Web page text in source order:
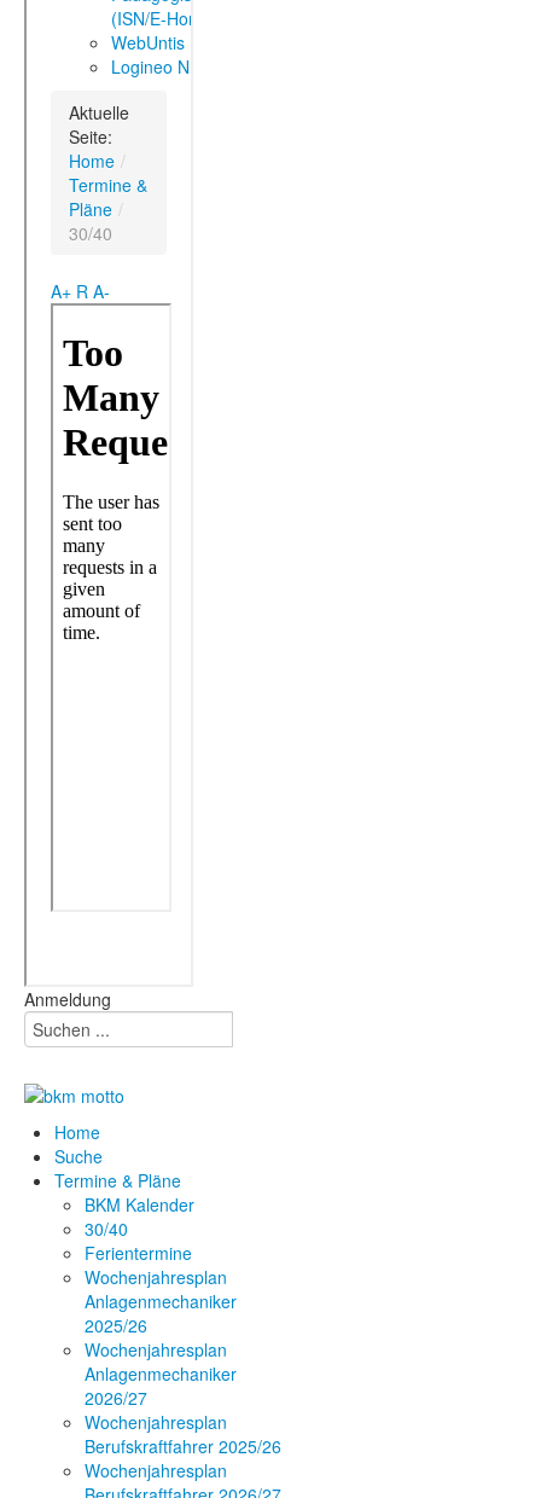
Anmeldung
Home
Suche
Termine & Pläne
BKM Kalender
30/40
Ferientermine
Wochenjahresplan
Anlagenmechaniker
2025/26
Wochenjahresplan
Anlagenmechaniker
2026/27
Wochenjahresplan
Berufskraftfahrer 2025/26
Wochenjahresplan